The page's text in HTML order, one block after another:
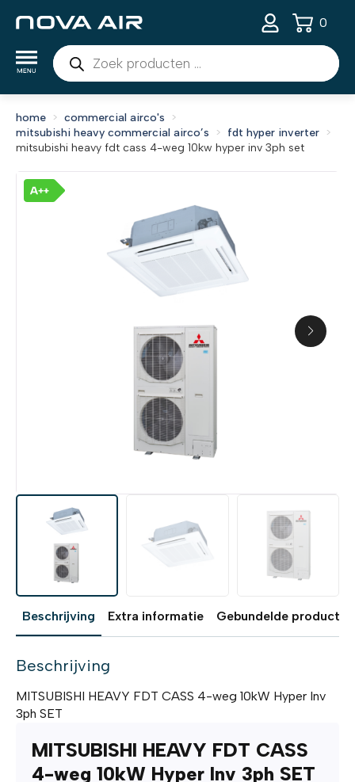
Producten
zoeken
0
home
commercial airco's
mitsubishi heavy commercial airco’s
fdt hyper inverter
mitsubishi heavy fdt cass 4-weg 10kw hyper inv 3ph set
Beschrijving Extra informatie Gebundelde producten
Beschrijving
MITSUBISHI HEAVY FDT CASS 4-weg 10kW Hyper Inv
3ph SET
MITSUBISHI HEAVY FDT CASS
4-weg 10kW Hyper Inv 3ph SET